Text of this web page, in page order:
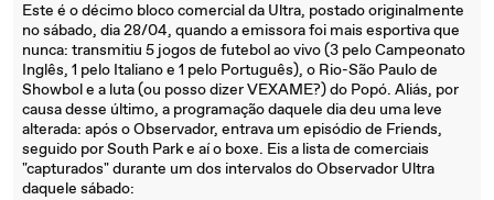
Este é o décimo bloco comercial da Ultra, postado originalmente
no sábado, dia 28/04, quando a emissora foi mais esportiva que
nunca: transmitiu 5 jogos de futebol ao vivo (3 pelo Campeonato
Inglês, 1 pelo Italiano e 1 pelo Português), o Rio-São Paulo de
Showbol e a luta (ou posso dizer VEXAME?) do Popó. Aliás, por
causa desse último, a programação daquele dia deu uma leve
alterada: após o Observador, entrava um episódio de Friends,
seguido por South Park e aí o boxe. Eis a lista de comerciais
"capturados" durante um dos intervalos do Observador Ultra
daquele sábado: